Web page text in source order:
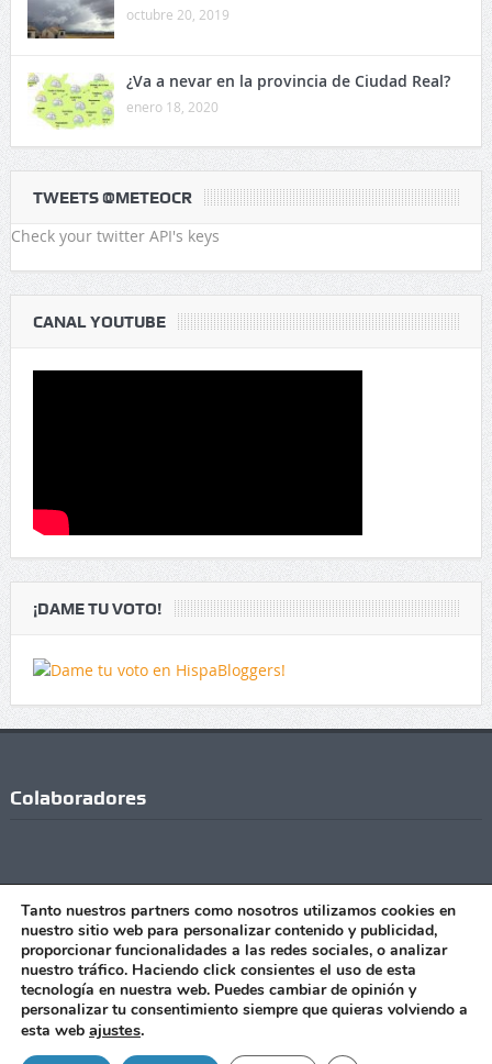
octubre 20, 2019
¿Va a nevar en la provincia de Ciudad Real?
enero 18, 2020
TWEETS @METEOCR
Check your twitter API's keys
CANAL YOUTUBE
¡DAME TU VOTO!
Colaboradores
Copyright © Todos los Derechos Reservados - 2021 |Realizado
con
por
Tanto nuestros partners como nosotros utilizamos cookies en
nuestro sitio web para personalizar contenido y publicidad,
proporcionar funcionalidades a las redes sociales, o analizar
nuestro tráfico. Haciendo click consientes el uso de esta
tecnología en nuestra web. Puedes cambiar de opinión y
personalizar tu consentimiento siempre que quieras volviendo a
esta web ajustes.